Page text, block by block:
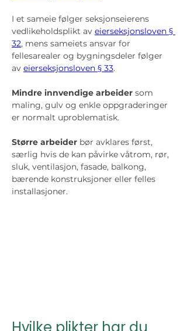
I et sameie følger seksjonseierens
vedlikeholdsplikt av eierseksjonsloven §
32, mens sameiets ansvar for
fellesarealer og bygningsdeler følger
av eierseksjonsloven § 33.
Mindre innvendige arbeider som
maling, gulv og enkle oppgraderinger
er normalt uproblematisk.
Større arbeider bør avklares først,
særlig hvis de kan påvirke våtrom, rør,
sluk, ventilasjon, fasade, balkong,
bærende konstruksjoner eller felles
installasjoner.